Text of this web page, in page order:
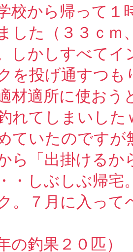
校から帰って１
した（３３ｃｍ
しかしすべて
を投げ通すつ
材適所に使おう
れてしまいした
ていたのですが
ら「出掛けるか
・しぶしぶ帰宅
。７月に入っ
の釣果２０匹）